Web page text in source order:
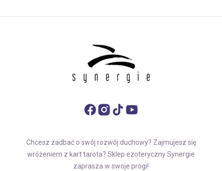
Chcesz zadbać o swój rozwój duchowy? Zajmujesz się
wróżeniem z kart tarota? Sklep ezoteryczny Synergie
zaprasza w swoje progi!